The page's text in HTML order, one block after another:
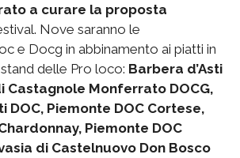
a curare la proposta
Nove saranno le
e Docg in abbinamento ai piatti in
delle Pro loco: Barbera d’Asti
Castagnole Monferrato DOCG,
DOC, Piemonte DOC Cortese,
Piemonte DOC
di Castelnuovo Don Bosco